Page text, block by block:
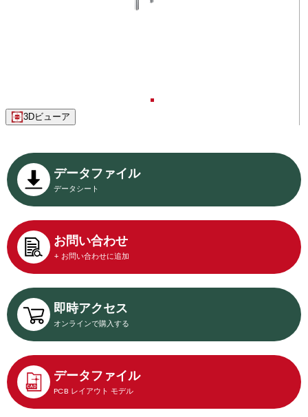
3Dビューア
データファイル
データシート
お問い合わせ
+ お問い合わせに追加
即時アクセス
オンラインで購入する
データファイル
PCB レイアウト モデル